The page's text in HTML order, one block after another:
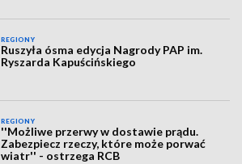
REGIONY
Ruszyła ósma edycja Nagrody PAP im.
Ryszarda Kapuścińskiego
REGIONY
''Możliwe przerwy w dostawie prądu.
Zabezpiecz rzeczy, które może porwać
wiatr'' - ostrzega RCB